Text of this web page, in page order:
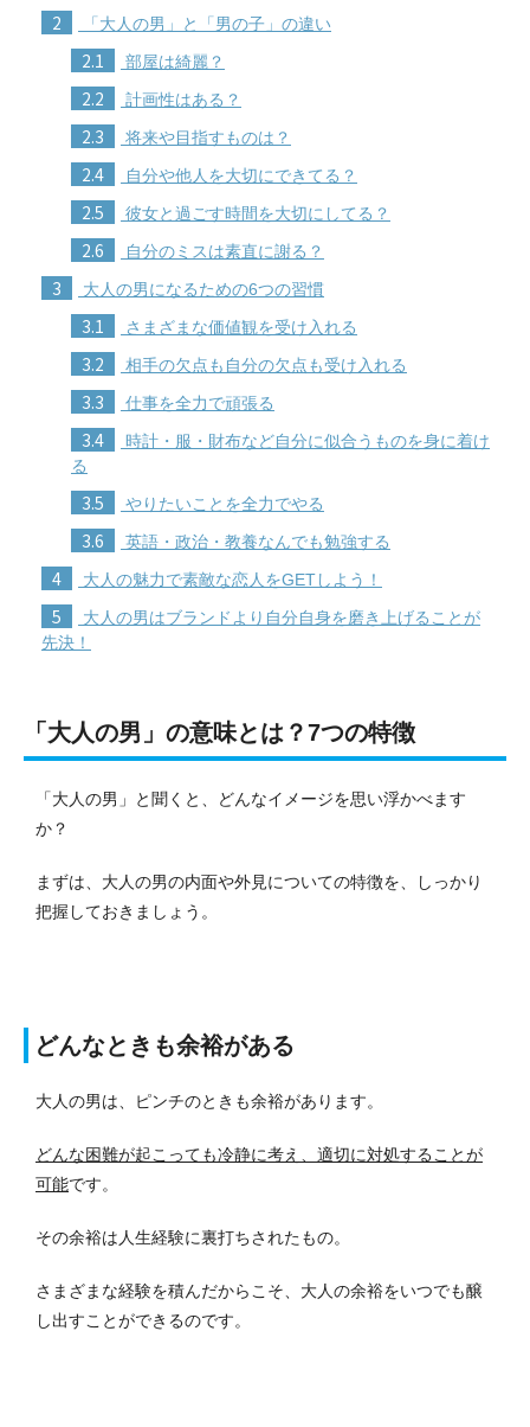
2 「大人の男」と「男の子」の違い
2.1 部屋は綺麗？
2.2 計画性はある？
2.3 将来や目指すものは？
2.4 自分や他人を大切にできてる？
2.5 彼女と過ごす時間を大切にしてる？
2.6 自分のミスは素直に謝る？
3 大人の男になるための6つの習慣
3.1 さまざまな価値観を受け入れる
3.2 相手の欠点も自分の欠点も受け入れる
3.3 仕事を全力で頑張る
3.4
時計・服・財布など自分に似合うものを身に着け
る
3.5 やりたいことを全力でやる
3.6 英語・政治・教養なんでも勉強する
4 大人の魅力で素敵な恋人をGETしよう！
5
大人の男はブランドより自分自身を磨き上げることが
先決！
「大人の男」の意味とは？7つの特徴
「大人の男」と聞くと、どんなイメージを思い浮かべます
か？
まずは、大人の男の内面や外見についての特徴を、しっかり
把握しておきましょう。
どんなときも余裕がある
大人の男は、ピンチのときも余裕があります。
どんな困難が起こっても冷静に考え、適切に対処することが
可能です。
その余裕は人生経験に裏打ちされたもの。
さまざまな経験を積んだからこそ、大人の余裕をいつでも醸
し出すことができるのです。